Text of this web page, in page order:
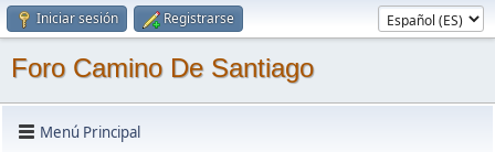
Iniciar sesión Registrarse
Foro Camino De Santiago
Menú Principal